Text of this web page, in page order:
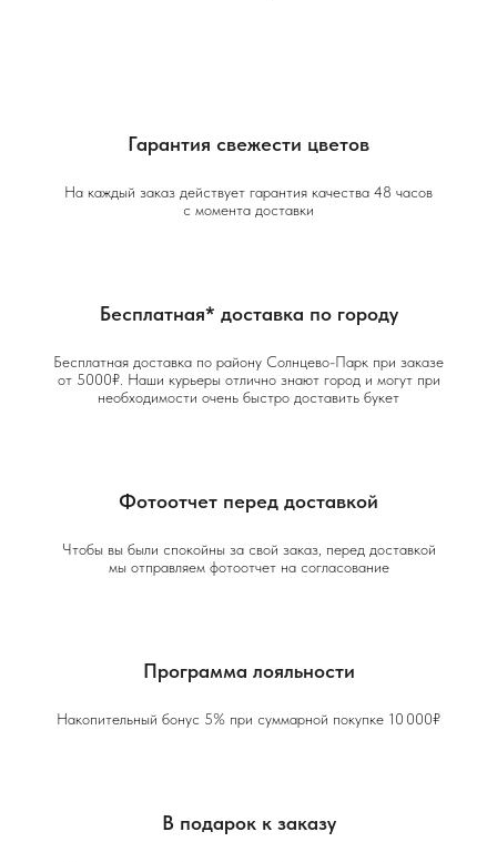
Гарантия свежести цветов
На каждый заказ действует гарантия качества 48 часов
с момента доставки
Бесплатная* доставка по городу
Бесплатная доставка по району Солнцево-Парк при заказе
от 5000₽. Наши курьеры отлично знают город и могут при
необходимости очень быстро доставить букет
Фотоотчет перед доставкой
Чтобы вы были спокойны за свой заказ, перед доставкой
мы отправляем фотоотчет на согласование
Программа лояльности
Накопительный бонус 5% при суммарной покупке 10 000₽
В подарок к заказу